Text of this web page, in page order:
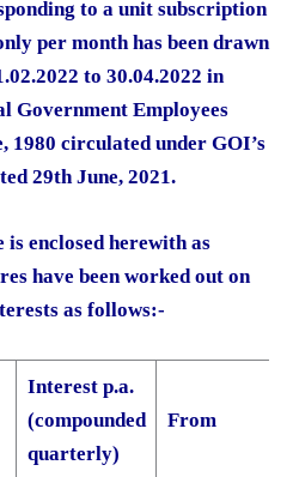
to a unit subscription
per month has been drawn
to 30.04.2022 in
Government Employees
1980 circulated under GOI’s
29th June, 2021.
is enclosed herewith as
have been worked out on
as follows:-
Interest p.a.
(compounded
quarterly)
From